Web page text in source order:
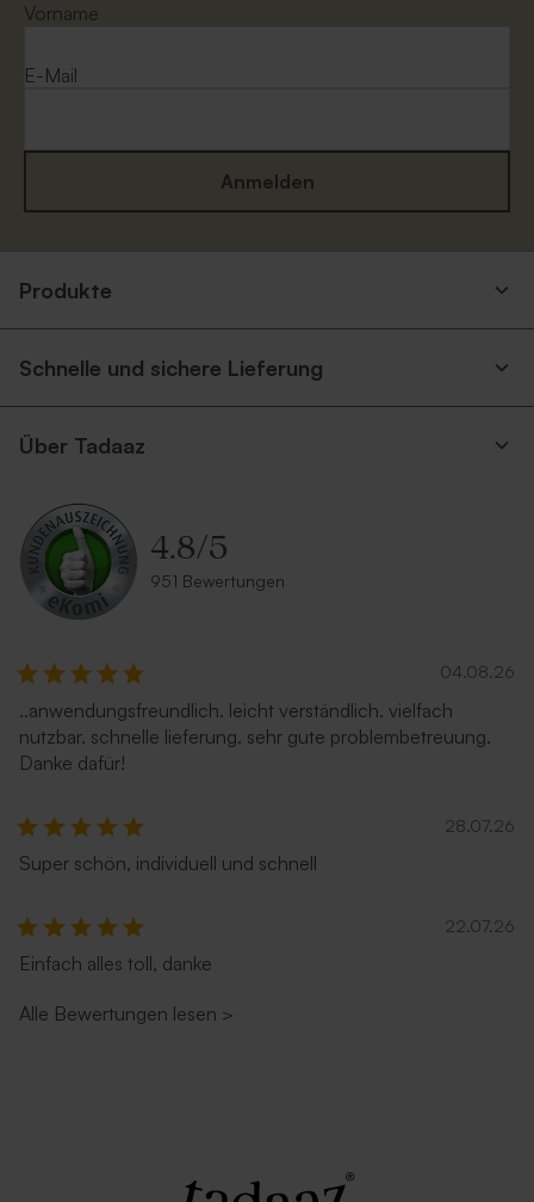
Vorname
E-Mail
Anmelden
Produkte
Schnelle und sichere Lieferung
Über Tadaaz
4.8/5
951 Bewertungen
04.08.26
..anwendungsfreundlich. leicht verständlich. vielfach
nutzbar. schnelle lieferung. sehr gute problembetreuung.
Danke dafür!
28.07.26
Super schön, individuell und schnell
22.07.26
Einfach alles toll, danke
Alle Bewertungen lesen >